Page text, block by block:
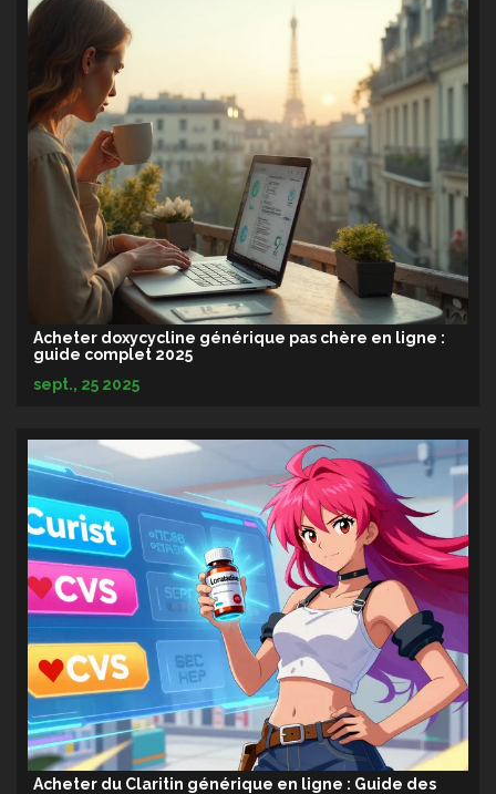
Acheter doxycycline générique pas chère en ligne :
guide complet 2025
sept., 25 2025
Acheter du Claritin générique en ligne : Guide des